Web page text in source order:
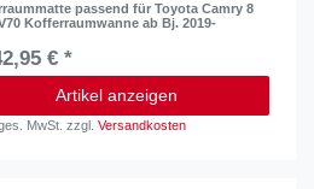
passend für Toyota Camry 8
Kofferraumwanne ab Bj. 2019-
€ *
Artikel anzeigen
MwSt. zzgl.Versandkosten